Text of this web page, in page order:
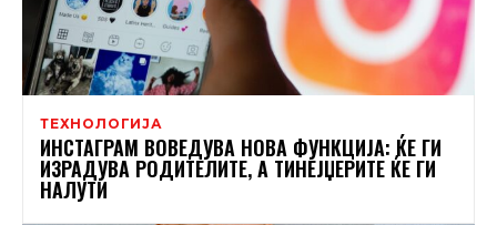
ТЕХНОЛОГИЈА
ИНСТАГРАМ ВОВЕДУВА НОВА ФУНКЦИЈА: ЌЕ ГИ
ИЗРАДУВА РОДИТЕЛИТЕ, А ТИНЕЈЏЕРИТЕ ЌЕ ГИ
НАЛУТИ